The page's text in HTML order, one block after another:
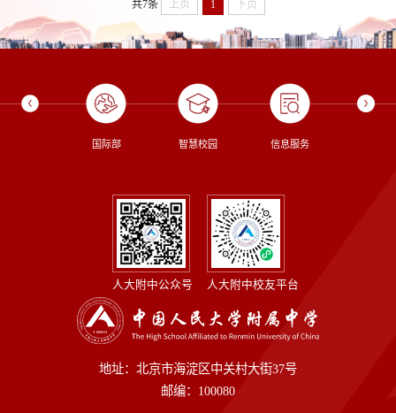
共7条 上页 1 下页
国际部 智慧校园 信息服务
人大附中公众号 人大附中校友平台
地址：北京市海淀区中关村大街37号
邮编：100080